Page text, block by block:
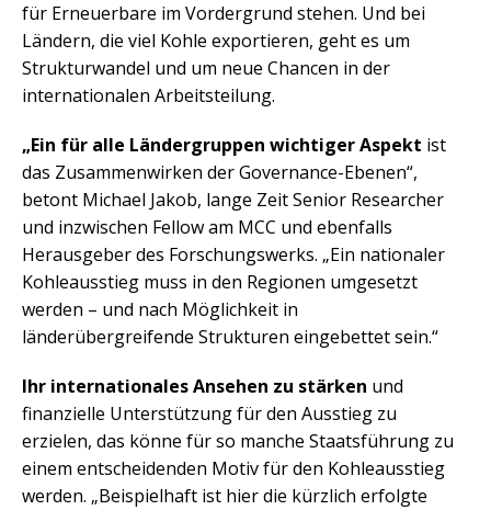
für Erneuerbare im Vordergrund stehen. Und bei
Ländern, die viel Kohle exportieren, geht es um
Strukturwandel und um neue Chancen in der
internationalen Arbeitsteilung.
„Ein für alle Ländergruppen wichtiger Aspekt ist
das Zusammenwirken der Governance-Ebenen“,
betont Michael Jakob, lange Zeit Senior Researcher
und inzwischen Fellow am MCC und ebenfalls
Herausgeber des Forschungswerks. „Ein nationaler
Kohleausstieg muss in den Regionen umgesetzt
werden – und nach Möglichkeit in
länderübergreifende Strukturen eingebettet sein.“
Ihr internationales Ansehen zu stärken und
finanzielle Unterstützung für den Ausstieg zu
erzielen, das könne für so manche Staatsführung zu
einem entscheidenden Motiv für den Kohleausstieg
werden. „Beispielhaft ist hier die kürzlich erfolgte